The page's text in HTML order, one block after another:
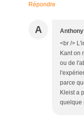
Répondre
A
<br />
Kant on
ou de
parce
Kleist a
quelque